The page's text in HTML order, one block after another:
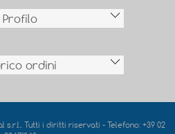
Profilo
ordini
s.r.l.. Tutti i diritti riservati - Telefono: +39 02